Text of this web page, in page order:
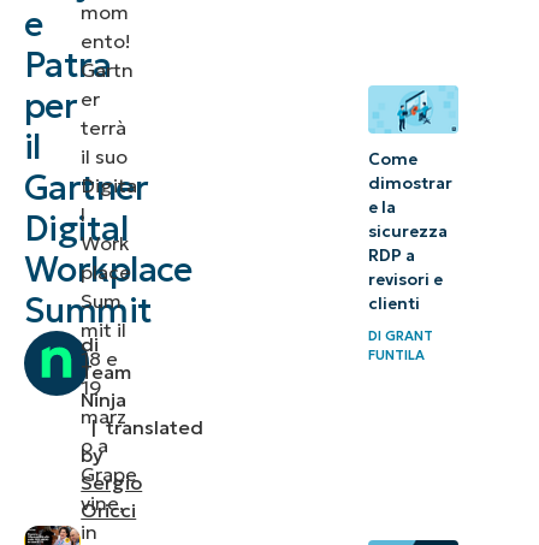
e
Patra
per
il
Gartner
Digital
Workplace
Summit
di
Team
Ninja
|translated
by
Sergio
Oricci
mom
ento!
Gartn
er
terrà
il suo
Digita
l
Work
place
Sum
mit il
18 e
19
marz
o a
Grape
vine,
in
Come
dimostrar
e la
sicurezza
RDP a
revisori e
clienti
DIGRANT
FUNTILA